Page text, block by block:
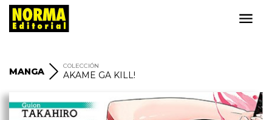
MANGA
COLECCIÓN
AKAME GA KILL!